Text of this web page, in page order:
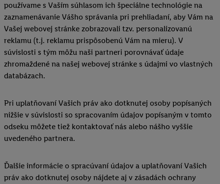
používame s Vaším súhlasom ich špeciálne technológie na
zaznamenávanie Vášho správania pri prehliadaní, aby Vám na
Vašej webovej stránke zobrazovali tzv. personalizovanú
reklamu (t.j. reklamu prispôsobenú Vám na mieru). V
súvislosti s tým môžu naši partneri porovnávať údaje
zhromaždené na našej webovej stránke s údajmi vo vlastných
databázach.
Pri uplatňovaní Vašich práv ako dotknutej osoby popísaných
nižšie v súvislosti so spracovaním údajov popísaným v tomto
odseku môžete tiež kontaktovať nás alebo nášho vyššie
uvedeného partnera.
Ďalšie informácie o spracúvaní údajov a uplatňovaní Vašich
práv ako dotknutej osoby nájdete aj v zásadách ochrany